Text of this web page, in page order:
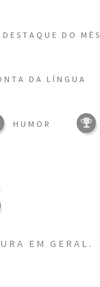
DESTAQUE DO MÊS
DA LÍNGUA
HUMOR
EM GERAL.